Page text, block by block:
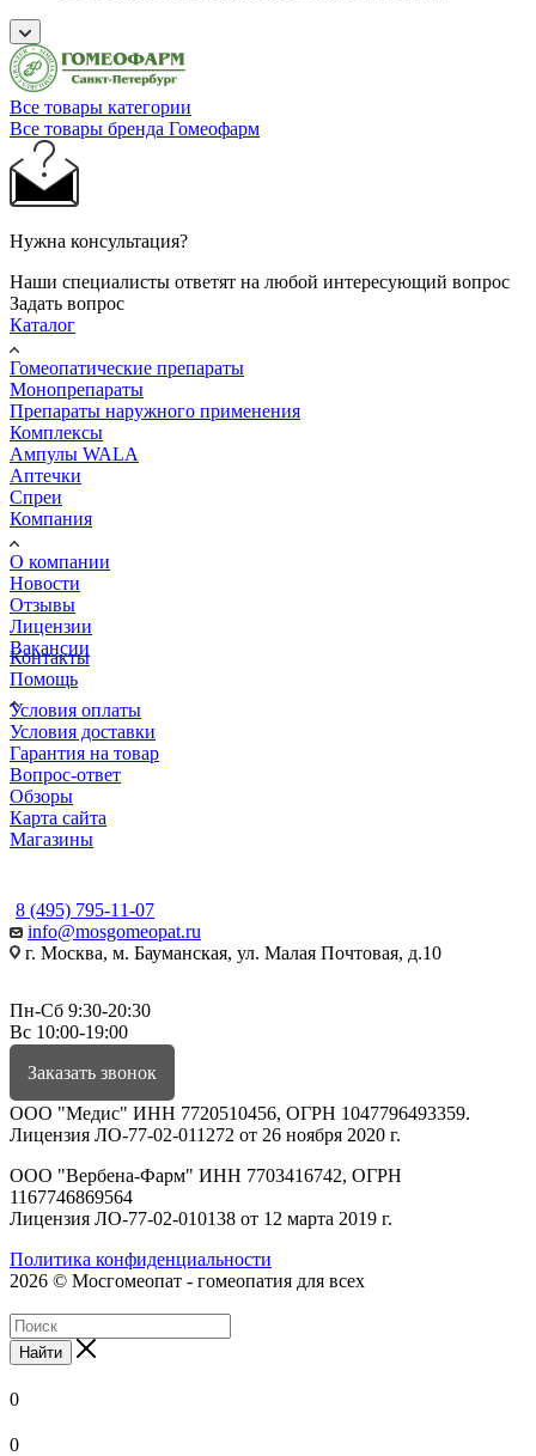
Все товары категории
Все товары бренда Гомеофарм
Нужна консультация?
Наши специалисты ответят на любой интересующий вопрос
Задать вопрос
Каталог
Гомеопатические препараты
Монопрепараты
Препараты наружного применения
Комплексы
Ампулы WALA
Аптечки
Спреи
Компания
О компании
Новости
Отзывы
Лицензии
Вакансии
Контакты
Помощь
Условия оплаты
Условия доставки
Гарантия на товар
Вопрос-ответ
Обзоры
Карта сайта
Магазины
8 (495) 795-11-07
info@mosgomeopat.ru
г. Москва, м. Бауманская, ул. Малая Почтовая, д.10
Пн-Сб 9:30-20:30
Вс 10:00-19:00
Заказать звонок
ООО "Медис" ИНН 7720510456, ОГРН 1047796493359.
Лицензия ЛО-77-02-011272 от 26 ноября 2020 г.
ООО "Вербена-Фарм" ИНН 7703416742, ОГРН
1167746869564
Лицензия ЛО-77-02-010138 от 12 марта 2019 г.
Политика конфиденциальности
2026 © Мосгомеопат - гомеопатия для всех
Найти
0
0